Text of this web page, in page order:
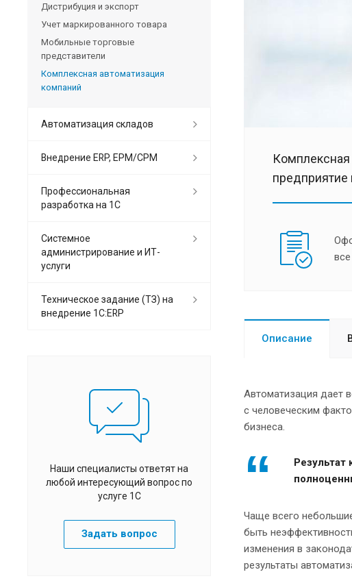
Комплексная
предприятие
Описание
Автоматизация дает
с человеческим
бизнеса.
Результат
Чаще всего
быть
изменения в
результаты
Дистрибуция и экспорт
Учет маркированного товара
Мобильные торговые
представители
Комплексная автоматизация
компаний
Автоматизация складов
Внедрение ERP, EPM/CPM
Профессиональная
разработка на 1С
Системное
администрирование и ИТ-
услуги
Техническое задание (ТЗ) на
внедрение 1С:ERP
Наши специалисты ответят на
любой интересующий вопрос по
услуге 1С
Задать вопрос